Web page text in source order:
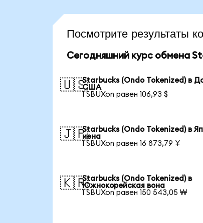
Посмотрите
Сегодняшний курс обмена
🇺🇸Starbucks (Ondo Tokenized) в
США
1 SBUXon равен 106,93 $
🇯🇵Starbucks (Ondo Tokenized) в
иена
1 SBUXon равен 16 873,79 ¥
🇰🇷Starbucks (Ondo Tokenized) в
Южнокорейская вона
1 SBUXon равен 150 543,05 ₩